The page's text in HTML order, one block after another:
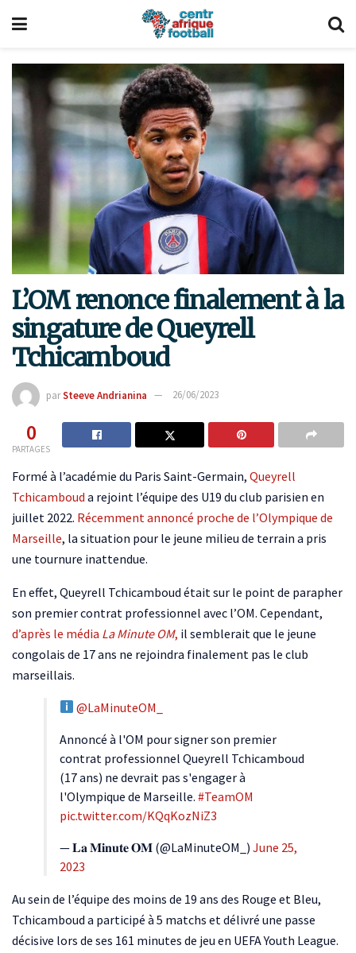
L’OM renonce finalement à la
singature de Queyrell
Tchicamboud
parSteeve Andrianina 26/06/2023
0
PARTAGES
Formé à l’académie du Paris Saint-Germain, Queyrell
Tchicamboud a rejoint l’équipe des U19 du club parisien en
juillet 2022. Récemment annoncé proche de l’Olympique de
Marseille, la situation pour le jeune milieu de terrain a pris
une tournure inattendue.
En effet, Queyrell Tchicamboud était sur le point de parapher
son premier contrat professionnel avec l’OM. Cependant,
d’après le média La Minute OM, il semblerait que le jeune
congolais de 17 ans ne rejoindra finalement pas le club
marseillais.
@LaMinuteOM_
Annoncé à l'OM pour signer son premier
contrat professionnel Queyrell Tchicamboud
(17 ans) ne devrait pas s'engager à
l'Olympique de Marseille. #TeamOM
pic.twitter.com/KQqKozNiZ3
— 𝐋𝐚 𝐌𝐢𝐧𝐮𝐭𝐞 𝐎𝐌 (@LaMinuteOM_) June 25,
2023
Au sein de l’équipe des moins de 19 ans des Rouge et Bleu,
Tchicamboud a participé à 5 matchs et délivré une passe
décisive lors de ses 161 minutes de jeu en UEFA Youth League.